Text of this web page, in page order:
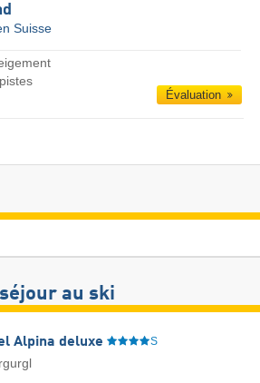
Suisse
Évaluation
au ski
Alpina deluxe S